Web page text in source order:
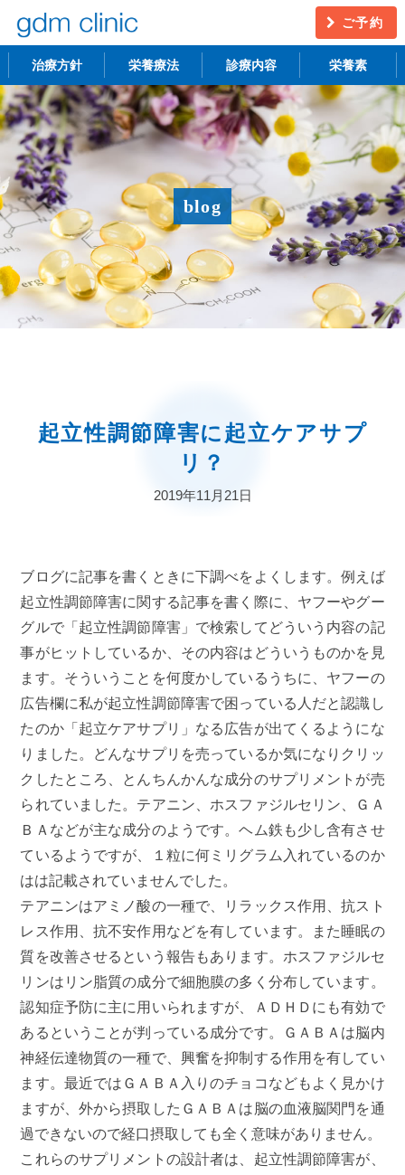
ご予約
治療方針 栄養療法 診療内容
不妊治療 うつ・慢性疲労
アンチエイジング 更年期障害
アトピー性皮膚炎 ニキビ・シミ
レーザー脱毛 月経
栄養素
blog
起立性調節障害に起立ケアサプ
リ？
2019年11月21日
ブログに記事を書くときに下調べをよくします。例えば
起立性調節障害に関する記事を書く際に、ヤフーやグー
グルで「起立性調節障害」で検索してどういう内容の記
事がヒットしているか、その内容はどういうものかを見
ます。そういうことを何度かしているうちに、ヤフーの
広告欄に私が起立性調節障害で困っている人だと認識し
たのか「起立ケアサプリ」なる広告が出てくるようにな
りました。どんなサプリを売っているか気になりクリッ
クしたところ、とんちんかんな成分のサプリメントが売
られていました。テアニン、ホスファジルセリン、ＧＡ
ＢＡなどが主な成分のようです。ヘム鉄も少し含有させ
ているようですが、１粒に何ミリグラム入れているのか
はは記載されていませんでした。
テアニンはアミノ酸の一種で、リラックス作用、抗スト
レス作用、抗不安作用などを有しています。また睡眠の
質を改善させるという報告もあります。ホスファジルセ
リンはリン脂質の成分で細胞膜の多く分布しています。
認知症予防に主に用いられますが、ＡＤＨＤにも有効で
あるということが判っている成分です。ＧＡＢＡは脳内
神経伝達物質の一種で、興奮を抑制する作用を有してい
ます。最近ではＧＡＢＡ入りのチョコなどもよく見かけ
ますが、外から摂取したＧＡＢＡは脳の血液脳関門を通
過できないので経口摂取しても全く意味がありません。
これらのサプリメントの設計者は、起立性調節障害が、